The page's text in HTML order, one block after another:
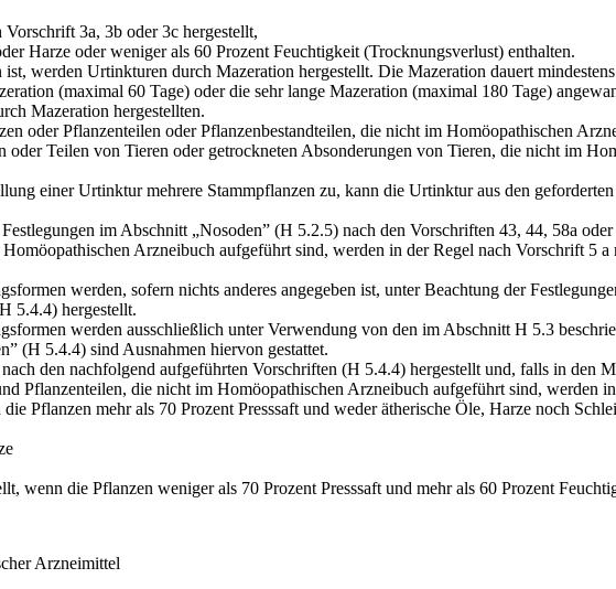
3a, 3b oder 3c hergestellt,
Harze oder weniger als 60 Prozent Feuchtigkeit (Trocknungsverlust) enthalten.
ist, werden Urtinkturen durch Mazeration hergestellt. Die Mazeration dauert
(maximal 60 Tage) oder die sehr lange Mazeration (maximal 180 Tage)
Mazeration hergestellten.
oder Pflanzenteilen oder Pflanzen­bestandteilen, die nicht im Homöopathischen
oder Teilen von Tieren oder getrockneten Absonderungen von Tieren, die nicht im
einer Urtinktur mehrere Stamm­pflanzen zu, kann die Urtinktur aus den
im Abschnitt „Nosoden” (H 5.2.5) nach den Vorschriften 43, 44, 58a
Arzneibuch aufge­führt sind, werden in der Regel nach Vorschrift 5
werden, sofern nichts anderes angegeben ist, unter Beachtung der
5.4.4) hergestellt.
werden ausschließlich unter Verwendung von den im Abschnitt H 5.3
(H 5.4.4) sind Ausnahmen hiervon gestattet.
den nachfolgend aufgeführten Vorschriften (H 5.4.4) hergestellt und, falls in den
Pflanzenteilen, die nicht im Homöopathischen Arzneibuch aufgeführt sind, werden
Pflanzen mehr als 70 Prozent Presssaft und weder ätherische Öle, Harze noch
wenn die Pflanzen weniger als 70 Prozent Presssaft und mehr als 60 Prozent
Arzneimittel